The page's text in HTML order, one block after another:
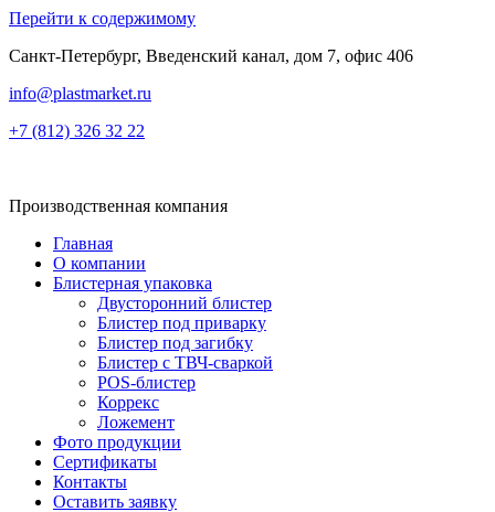
Перейти к содержимому
Санкт-Петербург, Введенский канал, дом 7, офис 406
info@plastmarket.ru
+7 (812) 326 32 22
Производственная компания
Главная
О компании
Блистерная упаковка
Двусторонний блистер
Блистер под приварку
Блистер под загибку
Блистер с ТВЧ-сваркой
POS-блистер
Коррекс
Ложемент
Фото продукции
Сертификаты
Контакты
Оставить заявку